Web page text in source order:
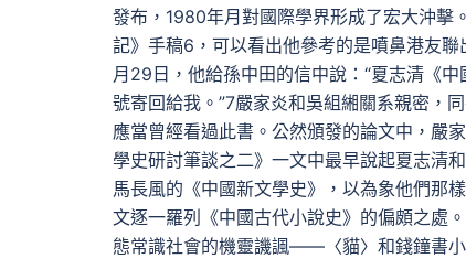
發布，1980年月對國際學界形成了宏大沖擊
記》手稿6，可以看出他參考的是噴鼻港友
月29日，他給孫中田的信中說：“夏志清《
號寄回給我。”7嚴家炎和吳組緗關系親密，
應當曾經看過此書。公然頒發的論文中，嚴
學史研討筆談之二》一文中最早說起夏志清
馬長風的《中國新文學史》，以為象他們那
文逐一羅列《中國古代小說史》的偏頗之處
態常識社會的機靈譏諷——〈貓〉和錢鐘書